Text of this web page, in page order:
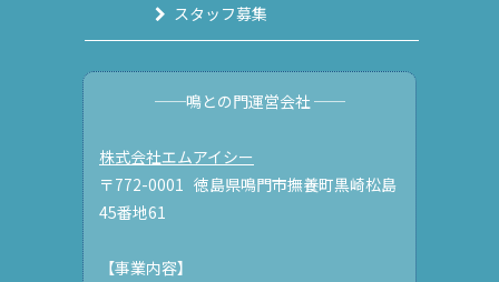
スタッフ募集
──鳴との門運営会社 ──
株式会社エムアイシー
〒772-0001 徳島県鳴門市撫養町黒崎松島
45番地61
【事業内容】